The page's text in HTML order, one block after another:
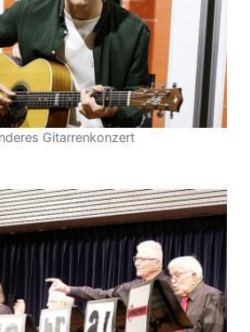
Gitarrenkonzert